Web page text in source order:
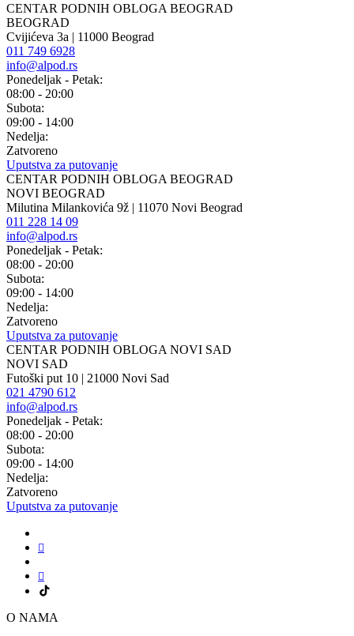
CENTAR PODNIH OBLOGA BEOGRAD
BEOGRAD
Cvijićeva 3a | 11000 Beograd
011 749 6928
info@alpod.rs
Ponedeljak - Petak:
08:00 - 20:00
Subota:
09:00 - 14:00
Nedelja:
Zatvoreno
Uputstva za putovanje
CENTAR PODNIH OBLOGA BEOGRAD
NOVI BEOGRAD
Milutina Milankovića 9ž | 11070 Novi Beograd
011 228 14 09
info@alpod.rs
Ponedeljak - Petak:
08:00 - 20:00
Subota:
09:00 - 14:00
Nedelja:
Zatvoreno
Uputstva za putovanje
CENTAR PODNIH OBLOGA NOVI SAD
NOVI SAD
Futoški put 10 | 21000 Novi Sad
021 4790 612
info@alpod.rs
Ponedeljak - Petak:
08:00 - 20:00
Subota:
09:00 - 14:00
Nedelja:
Zatvoreno
Uputstva za putovanje
O NAMA